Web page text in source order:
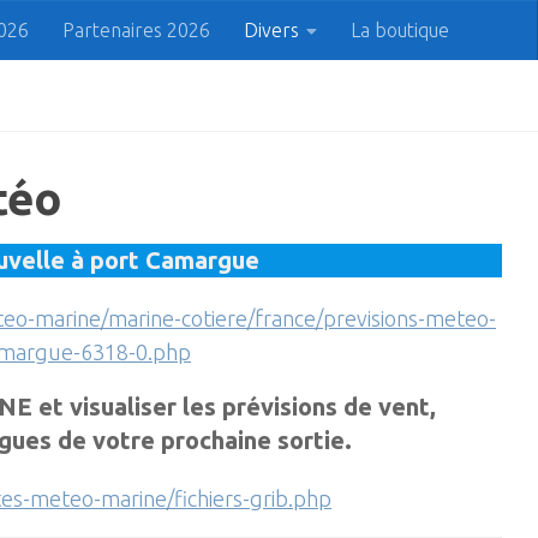
Cap
Partenaires 2026 Divers La boutique
à port Camargue
marine/marine-cotiere/france/previsions-meteo-
6318-0.php
et visualiser les prévisions de vent,
de votre prochaine sortie.
meteo-marine/fichiers-grib.php